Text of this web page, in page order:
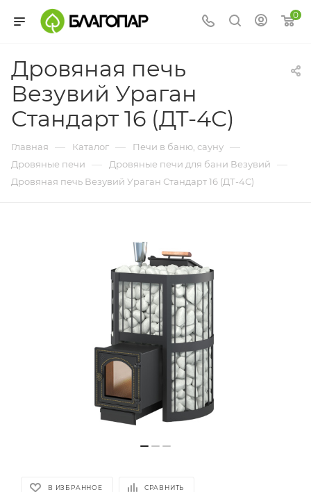
0
Дровяная печь
Везувий Ураган
Стандарт 16 (ДТ-4С)
Главная — Каталог — Печи в баню, сауну —
Дровяные печи — Дровяные печи для бани Везувий —
Дровяная печь Везувий Ураган Стандарт 16 (ДТ-4С)
В ИЗБРАННОЕ СРАВНИТЬ